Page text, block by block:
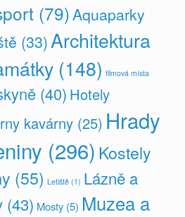
(79)Aquaparky
(33)Architektura
(148) filmová místa
(40) Hotely
kavárny (25) Hrady
(296) Kostely
(55) Letiště (1) Lázně a
(43) Mosty (5) Muzea a